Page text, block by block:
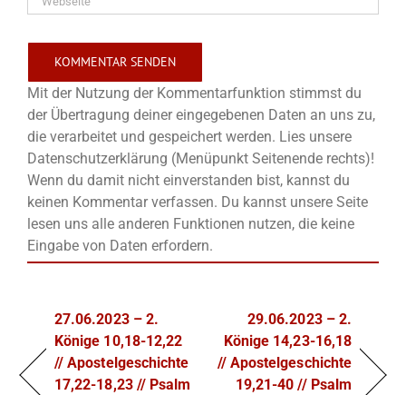
Mit der Nutzung der Kommentarfunktion stimmst du
der Übertragung deiner eingegebenen Daten an uns zu,
die verarbeitet und gespeichert werden. Lies unsere
Datenschutzerklärung (Menüpunkt Seitenende rechts)!
Wenn du damit nicht einverstanden bist, kannst du
keinen Kommentar verfassen. Du kannst unsere Seite
lesen uns alle anderen Funktionen nutzen, die keine
Eingabe von Daten erfordern.
27.06.2023 – 2.
Könige 10,18-12,22
// Apostelgeschichte
17,22-18,23 // Psalm
29.06.2023 – 2.
Könige 14,23-16,18
// Apostelgeschichte
19,21-40 // Psalm